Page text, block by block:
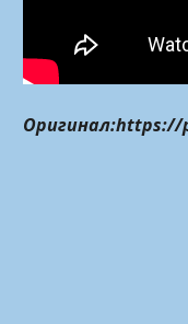
Оригинал:https://